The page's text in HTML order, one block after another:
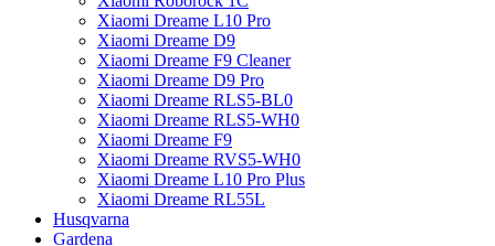
Xiaomi Dreame L10 Pro
Xiaomi Dreame D9
Xiaomi Dreame F9 Cleaner
Xiaomi Dreame D9 Pro
Xiaomi Dreame RLS5-BL0
Xiaomi Dreame RLS5-WH0
Xiaomi Dreame F9
Xiaomi Dreame RVS5-WH0
Xiaomi Dreame L10 Pro Plus
Xiaomi Dreame RL55L
Husqvarna
Gardena